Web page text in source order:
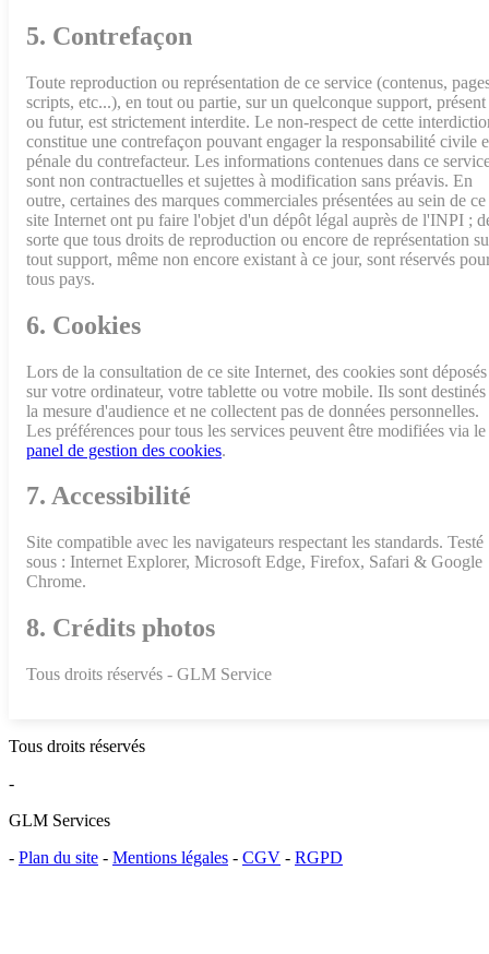
5. Contrefaçon
Toute reproduction ou représentation de ce service (contenus,
scripts, etc...), en tout ou partie, sur un quelconque support, présent
ou futur, est strictement interdite. Le non-respect de cette
constitue une contrefaçon pouvant engager la responsabilité civile
pénale du contrefacteur. Les informations contenues dans ce
sont non contractuelles et sujettes à modification sans préavis. En
outre, certaines des marques commerciales présentées au sein de ce
site Internet ont pu faire l'objet d'un dépôt légal auprès de l'INPI ;
sorte que tous droits de reproduction ou encore de représentation
tout support, même non encore existant à ce jour, sont réservés
tous pays.
6. Cookies
Lors de la consultation de ce site Internet, des cookies sont déposés
sur votre ordinateur, votre tablette ou votre mobile. Ils sont destinés
la mesure d'audience et ne collectent pas de données personnelles.
Les préférences pour tous les services peuvent être modifiées via le
panel de gestion des cookies.
7. Accessibilité
Site compatible avec les navigateurs respectant les standards. Testé
sous : Internet Explorer, Microsoft Edge, Firefox, Safari & Google
Chrome.
8. Crédits photos
Tous droits réservés - GLM Service
Tous droits réservés
-
GLM Services
- Plan du site - Mentions légales - CGV - RGPD